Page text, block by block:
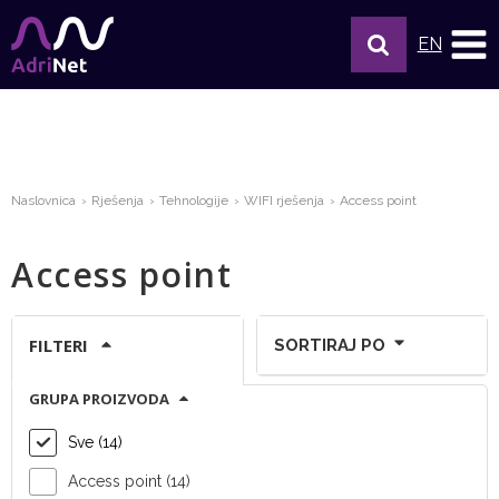
EN
Naslovnica Rješenja Tehnologije WIFI rješenja Access point
Access point
FILTERI
GRUPA PROIZVODA
Sve (14)
Access point (14)
SORTIRAJ PO